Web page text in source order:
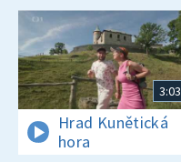
3:03
Hrad Kunětická
hora